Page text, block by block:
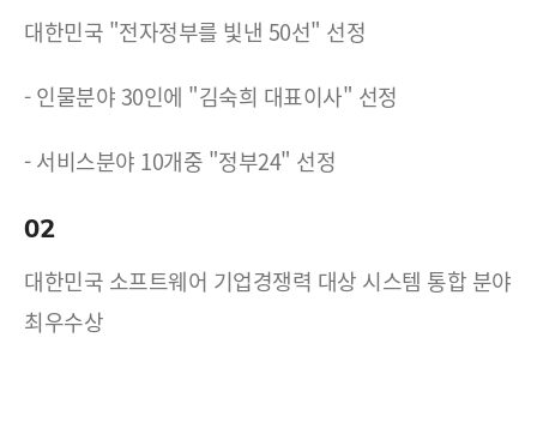
대한민국 "전자정부를 빛낸 50선" 선정
- 인물분야 30인에 "김숙희 대표이사" 선정
- 서비스분야 10개중 "정부24" 선정
02
대한민국 소프트웨어 기업경쟁력 대상 시스템 통합 분야
최우수상